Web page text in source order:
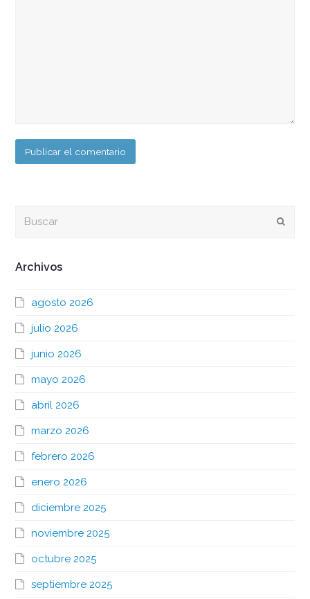
Archivos
agosto 2026
julio 2026
junio 2026
mayo 2026
abril 2026
marzo 2026
febrero 2026
enero 2026
diciembre 2025
noviembre 2025
octubre 2025
septiembre 2025